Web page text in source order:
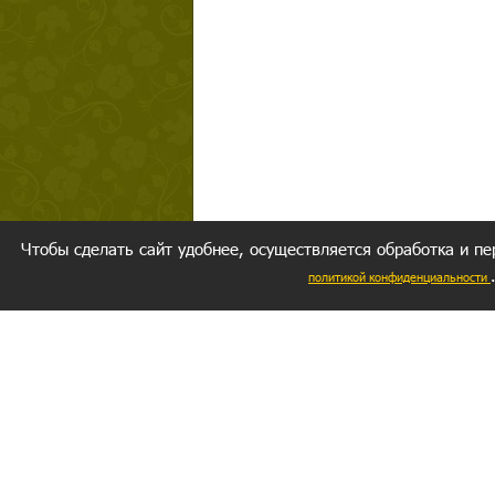
Чтобы сделать сайт удобнее, осуществляется обработка и
политикой конфиденциальности